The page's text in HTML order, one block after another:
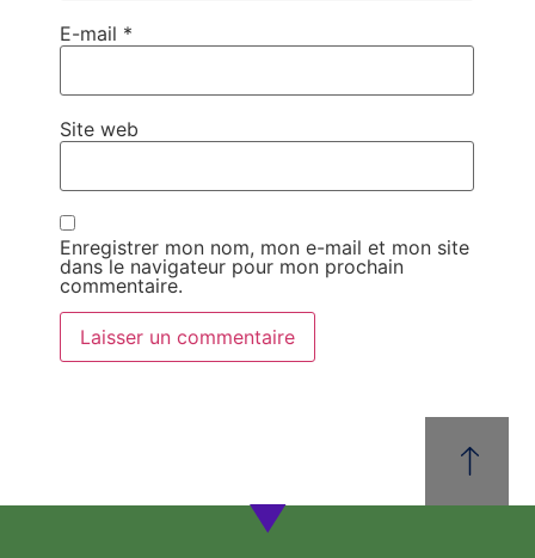
E-mail *
Site web
Enregistrer mon nom, mon e-mail et mon site
dans le navigateur pour mon prochain
commentaire.